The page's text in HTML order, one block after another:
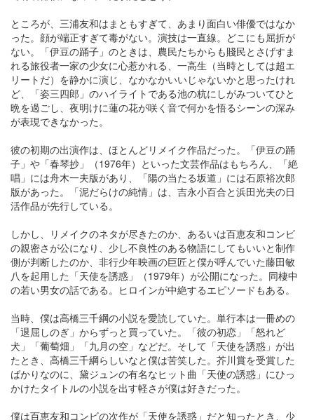
ところが、三浦友和はまともすぎて、あまり面白い俳優ではなか
った。顔が端正すぎて毒がない。演技は一直線。どこにも屈折が
ない。「伊豆の踊子」のときは、農民たちからも賤民とさげすま
れる旅役者一家の少女に心惹かれる、一高生（当時としては超エ
リートだ）を静かに演じ、なかなかいいじゃないかと思ったけれ
ど、「姿三四郎」のハイライトである池の杭にしがみついてひと
晩を過ごし、夜明けに蓮の花が咲く音で何かを悟るシーンの深み
が表現できなかった。
彼の初期の出演作は、ほとんどリメイク作品だった。「伊豆の踊
子」や「春琴抄」（1976年）といった文芸作品はもちろん、「絶
唱」には舟木一夫版があり、「陽の当たる坂道」には石原裕次郎
版があった。「泥だらけの純情」は、吉永小百合と浜田光夫の日
活作品が先行している。
しかし、リメイクのネタが尽きたのか、あるいは百恵友和コンビ
の親密さが公になり、少し不良性のある物語にしてもいいと制作
側が判断したのか、非行少年映画の巨匠と僕が呼んでいた藤田敏
八を起用した「天使を誘惑」（1979年）が公開になった。同棲中
の若い男女の話である。ヒロインが中絶するエピソードもある。
当時、僕は高橋三千綱の小説を愛読していた。単行本は一冊めの
「退屈しのぎ」からずっと買っていた。「彼の初恋」「怒れど
犬」「葡萄畑」「九月の空」などだ。そして「天使を誘惑」が出
たとき、高橋三千綱らしいなと僕は苦笑した。芥川賞を受賞した
ばかりなのに、黛ジュンの有名なヒット曲「天使の誘惑」にひっ
かけたタイトルの小説を出す軽さが僕は好きだった。
僕は百恵友和コンビの次作が「天使を誘惑」だと知ったとき、少